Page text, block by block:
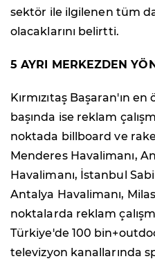
sektör ile ilgilenen tüm
olacaklarını belirtti.
5 AYRI MERKEZDEN
Kırmızıtaş Başaran'ın
başında ise reklam
noktada billboard ve
Menderes Havalimanı,
Havalimanı, İstanbul
Antalya Havalimanı,
noktalarda reklam
Türkiye'de 100
televizyon kanallarında